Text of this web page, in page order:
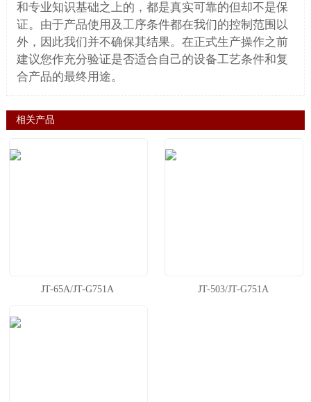
和专业知识基础之上的，都是真实可靠的但却不是保
证。由于产品使用及工序条件都在我们的控制范围以
外，因此我们并不确保其结果。在正式生产操作之前
建议您作充分验证是否适合自己的设备工艺条件和复
合产品的最终用途。
相关产品
JT-65A/JT-G751A JT-503/JT-G751A